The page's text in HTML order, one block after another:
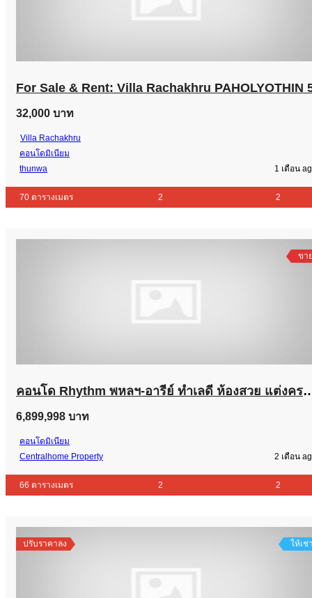
For Sale & Rent: Villa Rachakhru PAHOLYOTHIN
32,000 บาท
Villa Rachakhru
คอนโดมิเนียม
thunwa
1 เดือน
70 ตารางเมตร 2 2
ขา
คอนโด Rhythm พหลฯ-อารีย์ ทำเลดี ห้อ
6,899,998 บาท
คอนโดมิเนียม
Centralhome Property
2 เดือน
66 ตารางเมตร 2 2
ปรับราคาลง ให้เช่